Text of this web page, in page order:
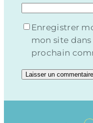
Enregistrer
mon site
prochain